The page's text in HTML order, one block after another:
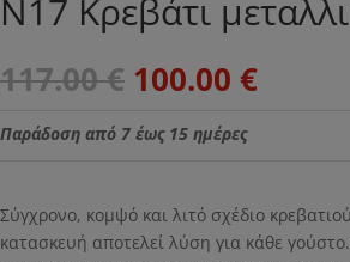
N17 Κρεβάτι
117.00€ Original
price
was:
100.00 €Η
Παράδοση από 7 έως 15 ημέρες
Σύγχρονο, κομψό και λιτό σχέδιο
κατασκευή αποτελεί λύση για κάθε